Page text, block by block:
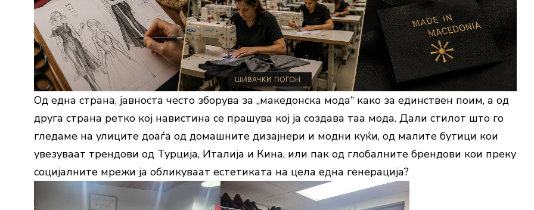
Од една страна, јавноста често зборува за „македонска мода“ како за единствен поим, а од
друга страна ретко кој навистина се прашува кој ја создава таа мода. Дали стилот што го
гледаме на улиците доаѓа од домашните дизајнери и модни куќи, од малите бутици кои
увезуваат трендови од Турција, Италија и Кина, или пак од глобалните брендови кои преку
социјалните мрежи ја обликуваат естетиката на цела една генерација?